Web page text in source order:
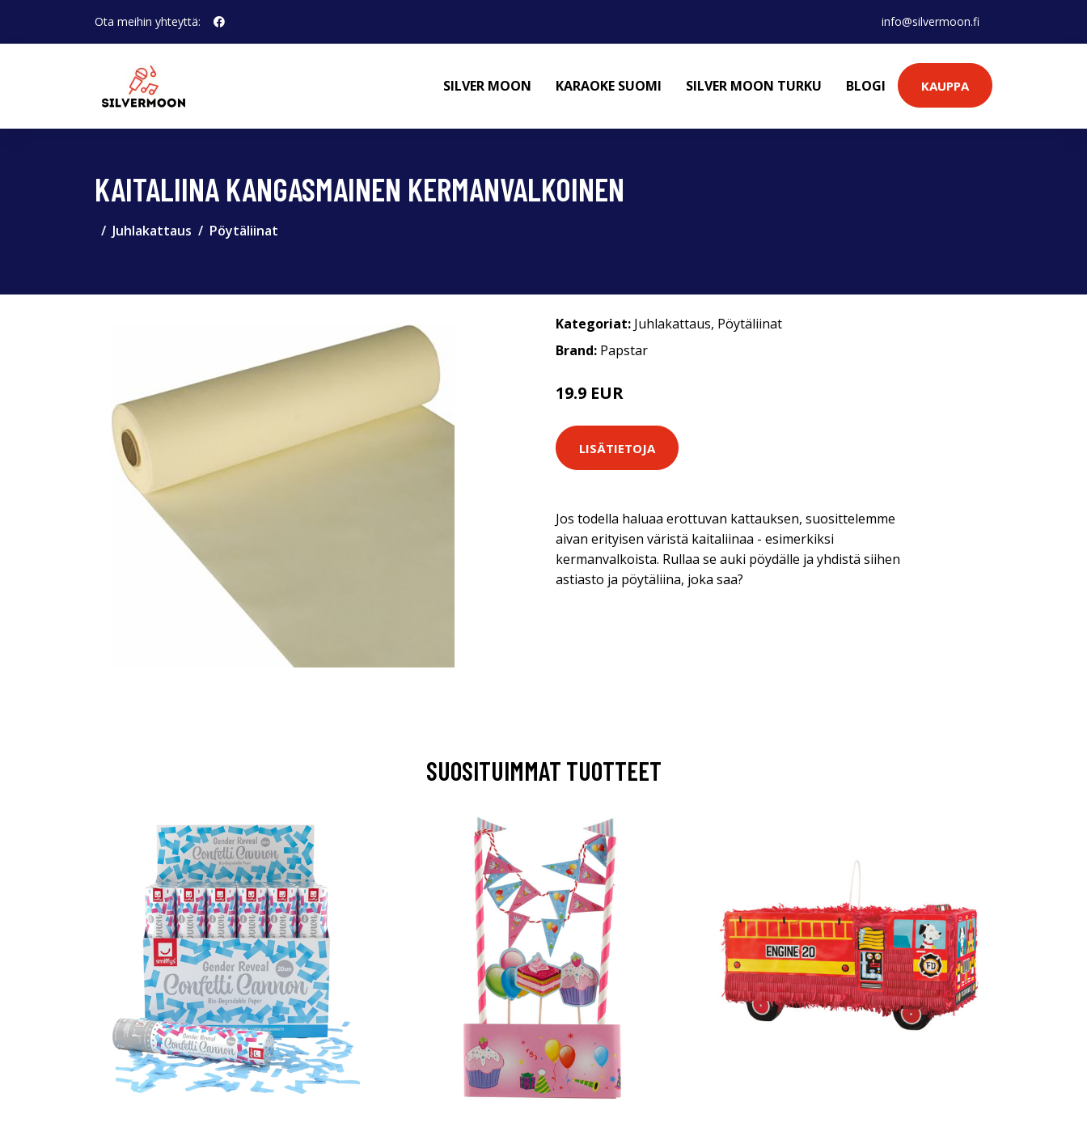
Ota meihin yhteyttä: info@silvermoon.fi
SILVER MOON KARAOKE SUOMI SILVER MOON TURKU BLOGI KAUPPA
KAITALIINA KANGASMAINEN KERMANVALKOINEN
Juhlakattaus Pöytäliinat
Kategoriat: Juhlakattaus, Pöytäliinat
Brand: Papstar
19.9 EUR
LISÄTIETOJA
Jos todella haluaa erottuvan kattauksen, suosittelemme
aivan erityisen väristä kaitaliinaa - esimerkiksi
kermanvalkoista. Rullaa se auki pöydälle ja yhdistä siihen
astiasto ja pöytäliina, joka saa?
SUOSITUIMMAT TUOTTEET